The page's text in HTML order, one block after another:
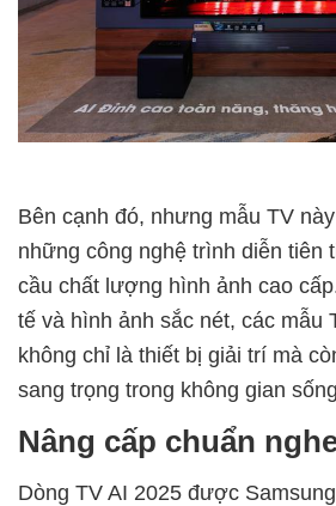
Bên cạnh đó, nhưng mẫu TV
những công nghệ trình diễn tiên
cầu chất lượng hình ảnh cao
tế và hình ảnh sắc nét, các mẫu
không chỉ là thiết bị giải trí mà
sang trọng trong không gian
Nâng cấp chuẩn
Dòng TV AI 2025 được